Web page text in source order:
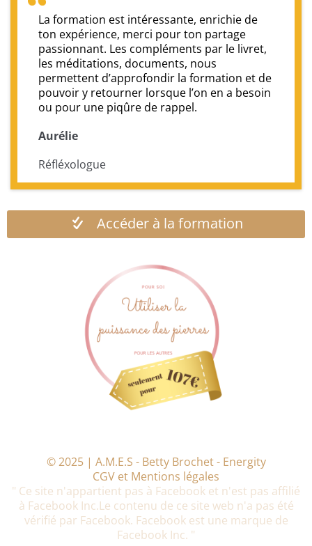
La formation est intéressante, enrichie de
ton expérience, merci pour ton partage
passionnant. Les compléments par le livret,
les méditations, documents, nous
permettent d’approfondir la formation et de
pouvoir y retourner lorsque l’on en a besoin
ou pour une piqûre de rappel.
Aurélie
Réfléxologue
Accéder à la formation
© 2025 | A.M.E.S - Betty Brochet - Energity
CGV et Mentions légales
" Ce site n'appartient pas à Facebook et n'est pas affilié
à Facebook Inc.Le contenu de ce site web n'a pas été
vérifié par Facebook. Facebook est une marque de
Facebook Inc. "